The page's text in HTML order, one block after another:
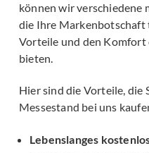
können wir verschiedene
die Ihre
Vorteile und den Komfort
bieten.
Hier sind die Vorteile, die
Messestand bei uns
Lebenslanges